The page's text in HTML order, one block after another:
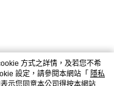
方式之詳情，及若您不希
設定，請參閱本網站「 隱私
示您同意本公司得按本網站使